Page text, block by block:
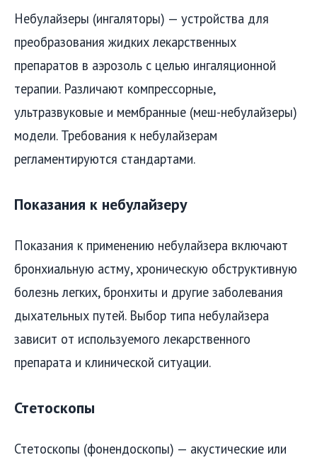
Небулайзеры (ингаляторы) — устройства для
преобразования жидких лекарственных
препаратов в аэрозоль с целью ингаляционной
терапии. Различают компрессорные,
ультразвуковые и мембранные (меш-небулайзеры)
модели. Требования к небулайзерам
регламентируются стандартами.
Показания к небулайзеру
Показания к применению небулайзера включают
бронхиальную астму, хроническую обструктивную
болезнь легких, бронхиты и другие заболевания
дыхательных путей. Выбор типа небулайзера
зависит от используемого лекарственного
препарата и клинической ситуации.
Стетоскопы
Стетоскопы (фонендоскопы) — акустические или